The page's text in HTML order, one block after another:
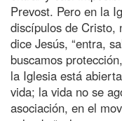
Prevost. Pero en la
discípulos de Cristo,
dice Jesús, “entra,
buscamos
la Iglesia está
vida; la vida no se
asociación, en el